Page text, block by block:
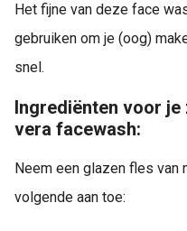
Het fijne van deze face
gebruiken om je (oog)
snel.
Ingrediënten voor
vera facewash:
Neem een glazen fles van
volgende aan toe: